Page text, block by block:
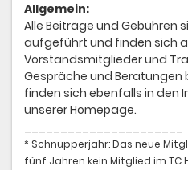
Allgemein:
Alle Beiträge und Gebühren
aufgeführt und finden sich
Vorstandsmitglieder und
Gespräche und Beratungen
finden sich ebenfalls in den
unserer Homepage.
* Schnupperjahr: Das neue
fünf Jahren kein Mitglied im TC